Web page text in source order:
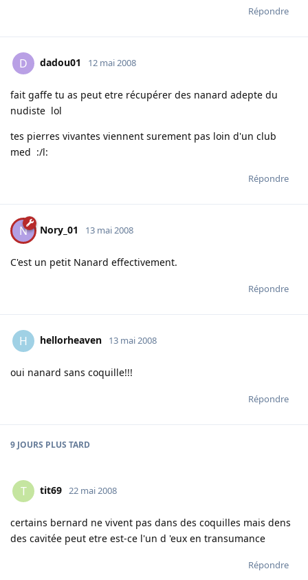
Répondre
D dadou01 12 mai 2008
fait gaffe tu as peut etre récupérer des nanard adepte du
nudiste lol
tes pierres vivantes viennent surement pas loin d'un club
med :/l:
Répondre
N Nory_01 13 mai 2008
C'est un petit Nanard effectivement.
Répondre
H hellorheaven 13 mai 2008
oui nanard sans coquille!!!
Répondre
9 JOURS PLUS TARD
T tit69 22 mai 2008
certains bernard ne vivent pas dans des coquilles mais dens
des cavitée peut etre est-ce l'un d 'eux en transumance
Répondre